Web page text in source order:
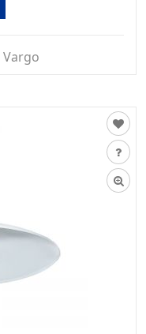
Vargo